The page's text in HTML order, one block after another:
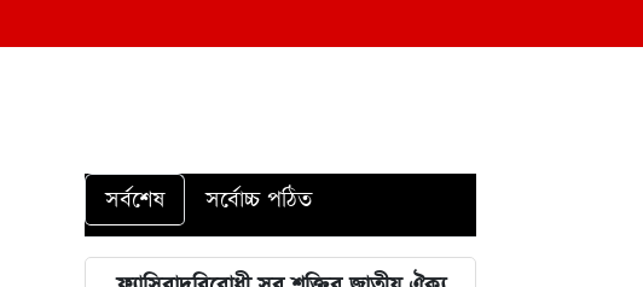
সর্বশেষ সর্বোচ্চ পঠিত